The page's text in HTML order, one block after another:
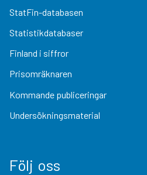
StatFin-databasen
Statistikdatabaser
Finland i siffror
Prisomräknaren
Kommande publiceringar
Undersökningsmaterial
Följ oss